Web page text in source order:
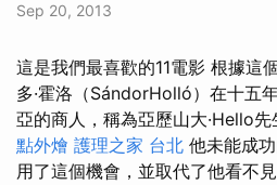
Sep 20, 2013
這是我們最喜歡的11電影 根據這
多·霍洛（SándorHolló）在十五
亞的商人，稱為亞歷山大·Hello先
點外燴 護理之家 台北 他未能成
用了這個機會，並取代了他看不